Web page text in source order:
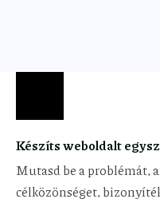
Készíts weboldalt
Mutasd be a problémát,
célközönséget,